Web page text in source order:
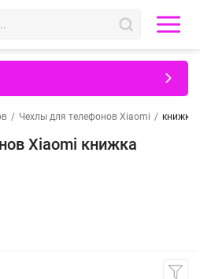
/ Чехлы для телефонов Xiaomi / книжка
Xiaomi книжка